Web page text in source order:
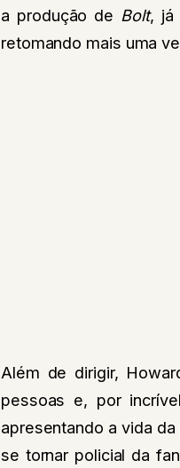
a produção de Bolt, já
retomando mais uma
Além de dirigir,
pessoas e, por
apresentando a vida
se tornar policial da